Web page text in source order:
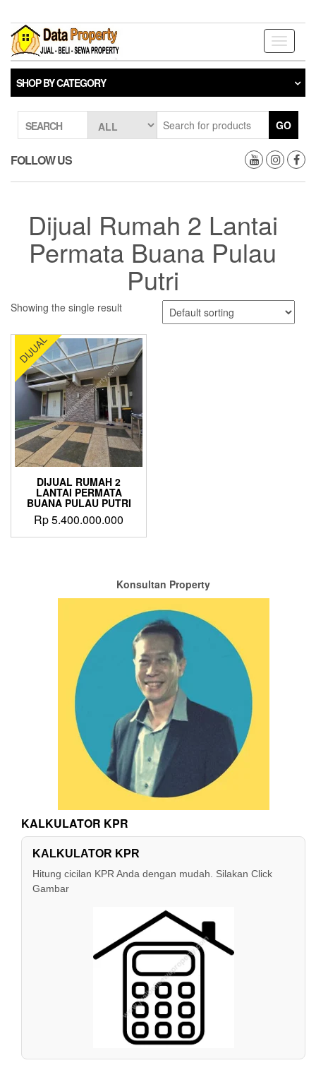
the
content
Toggle
SHOP BY CATEGORY
SEARCH GO
FOLLOW US
Dijual Rumah 2 Lantai
Permata Buana Pulau
Putri
Showing the single result
DIJUAL
DIJUAL RUMAH 2
LANTAI PERMATA
BUANA PULAU PUTRI
Rp5.400.000.000
Konsultan Property
KALKULATOR KPR
KALKULATOR KPR
Hitung cicilan KPR Anda dengan mudah. Silakan Click
Gambar